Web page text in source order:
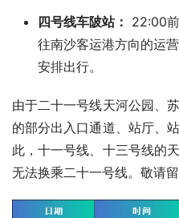
四号线车陂站： 22:00
往南沙客运港方向的运
安排出行。
由于二十一号线天河公园、
的部分出入口通道、站厅、
此，十一号线、十三号线的
无法换乘二十一号线。敬请留